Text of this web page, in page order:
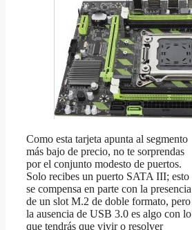
Como esta tarjeta apunta al segmento
más bajo de precio, no te sorprendas
por el conjunto modesto de puertos.
Solo recibes un puerto SATA III; esto
se compensa en parte con la presencia
de un slot M.2 de doble formato, pero
la ausencia de USB 3.0 es algo con lo
que tendrás que vivir o resolver